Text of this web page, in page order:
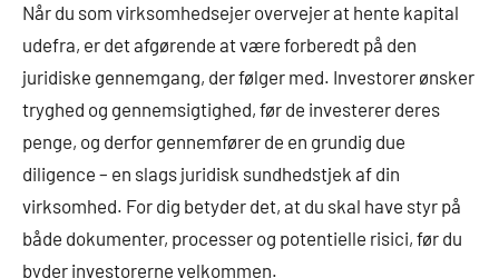
Når du som virksomhedsejer overvejer at hente kapital
udefra, er det afgørende at være forberedt på den
juridiske gennemgang, der følger med. Investorer ønsker
tryghed og gennemsigtighed, før de investerer deres
penge, og derfor gennemfører de en grundig due
diligence – en slags juridisk sundhedstjek af din
virksomhed. For dig betyder det, at du skal have styr på
både dokumenter, processer og potentielle risici, før du
byder investorerne velkommen.